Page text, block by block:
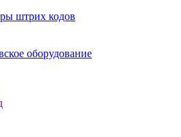
штрих кодов
оборудование